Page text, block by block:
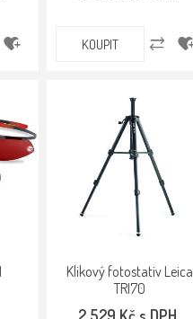
KOUPIT
Klikový fotostativ Leica
TRI70